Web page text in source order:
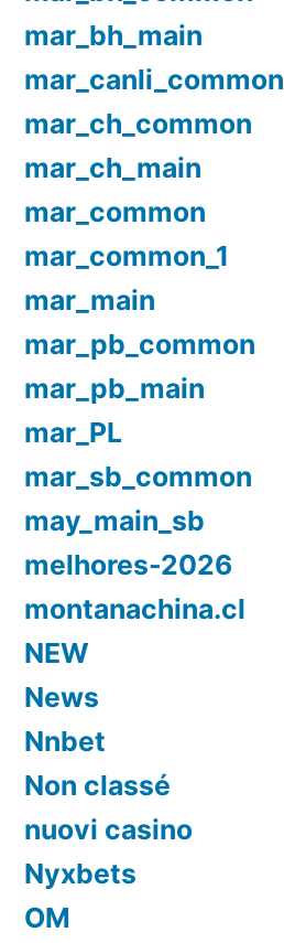
mar_bh_main
mar_canli_common
mar_ch_common
mar_ch_main
mar_common
mar_common_1
mar_main
mar_pb_common
mar_pb_main
mar_PL
mar_sb_common
may_main_sb
melhores-2026
montanachina.cl
NEW
News
Nnbet
Non classé
nuovi casino
Nyxbets
OM